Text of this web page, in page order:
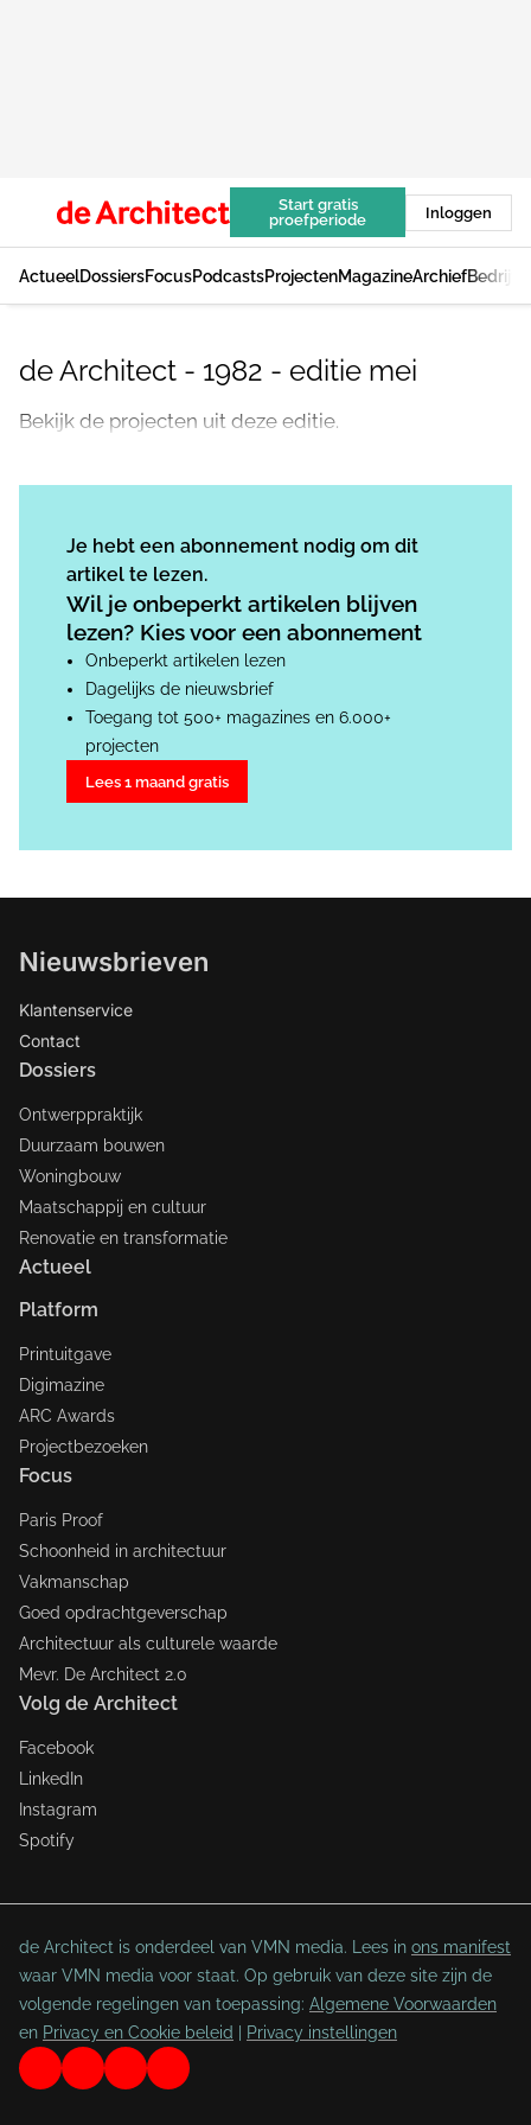
Start gratis
proefperiode
Inloggen
ActueelDossiersFocusPodcastsProjectenMagazineArchief
de Architect - 1982 - editie mei
Bekijk de projecten uit deze editie.
Je hebt een abonnement nodig om dit
artikel te lezen.
Wil je onbeperkt artikelen blijven
lezen? Kies voor een abonnement
Onbeperkt artikelen lezen
Dagelijks de nieuwsbrief
Toegang tot 500+ magazines en 6.000+
projecten
Lees 1 maand gratis
Nieuwsbrieven
Klantenservice
Contact
Dossiers
Ontwerppraktijk
Duurzaam bouwen
Woningbouw
Maatschappij en cultuur
Renovatie en transformatie
Actueel
Platform
Printuitgave
Digimazine
ARC Awards
Projectbezoeken
Focus
Paris Proof
Schoonheid in architectuur
Vakmanschap
Goed opdrachtgeverschap
Architectuur als culturele waarde
Mevr. De Architect 2.0
Volg de Architect
Facebook
LinkedIn
Instagram
Spotify
de Architect is onderdeel van VMN media. Lees in ons manifest
waar VMN media voor staat. Op gebruik van deze site zijn de
volgende regelingen van toepassing: Algemene Voorwaarden
en Privacy en Cookie beleid Privacy instellingen